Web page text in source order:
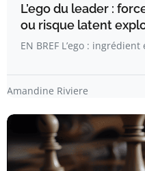
L’ego du leader :
ou risque latent
EN BREF L’ego :
Amandine Riviere